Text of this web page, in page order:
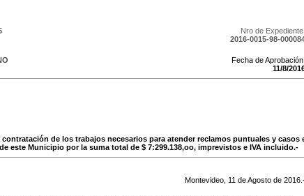
Nro de
2016-0015-98-
Fecha de
11/8/
contratación de los trabajos necesarios para atender reclamos puntuales y casos
este Municipio por la suma total de $ 7:299.138,oo, imprevistos e IVA incluido.-
Montevideo, 11 deAgosto de 2016